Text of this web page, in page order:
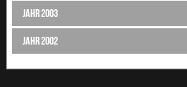
Jahr 2003
Jahr 2002